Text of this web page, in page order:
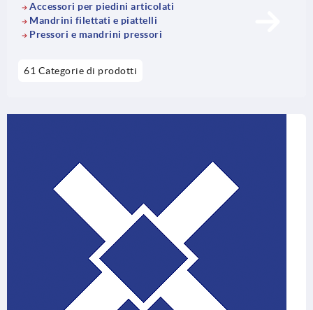
Accessori per piedini articolati
Mandrini filettati e piattelli
Pressori e mandrini pressori
61 Categorie di prodotti